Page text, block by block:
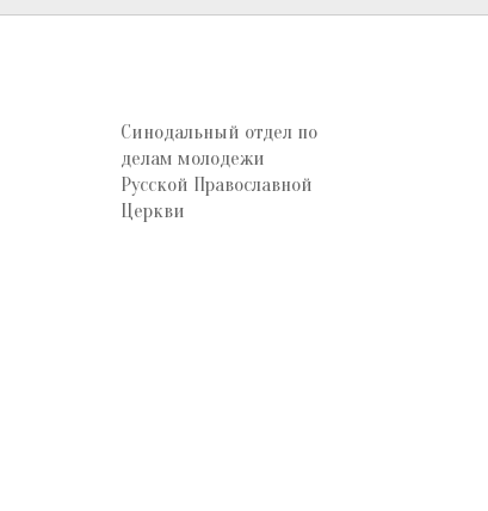
Синодальный отдел по
делам молодежи
Русской Православной
Церкви